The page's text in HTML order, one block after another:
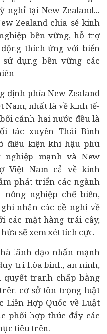
nghỉ tại New Zealand...
Zealand chia sẻ kinh
bền vững, hỗ trợ
thích ứng với biến
dụng bền vững các
định phía New Zealand
Nam, nhất là về kinh tế-
cảnh hai nước đều là
tác xuyên Thái Bình
điều kiện khí hậu phù
mạnh và New
Việt Nam cả về kinh
phát triển các ngành
nông nghiệp chế biến,
nhận các đề nghị về
các mặt hàng trái cây,
sẽ xem xét tích cực.
lãnh đạo nhấn mạnh
trì hòa bình, an ninh,
quyết tranh chấp bằng
cơ sở tôn trọng luật
Liên Hợp Quốc về Luật
phối hợp thúc đẩy các
tiêu trên.